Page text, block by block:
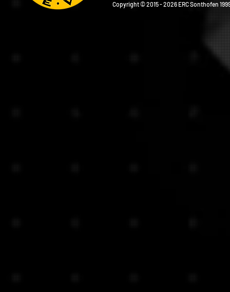
Copyright © 2015 - 2026 ERC Sonthofen